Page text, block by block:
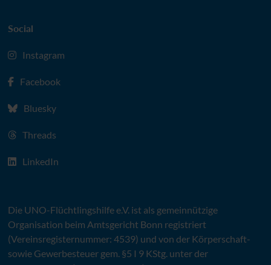
Social
Instagram
Facebook
Bluesky
Threads
LinkedIn
Die UNO-Flüchtlingshilfe e.V.ist als gemeinnützige
Organisation beim Amtsgericht Bonn registriert
(Vereinsregisternummer: 4539) und von der Körperschaft-
sowie Gewerbesteuer gem. §5 I 9 KStg. unter der